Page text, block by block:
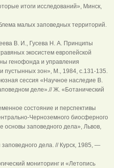
итоги исследований», Минск,
малых заповедных территорий.
В. И., Гусева Н. А. Принципы
экосистем европейской
генофонда и управления
пустынных зон», М., 1984, с.131-135.
сессия «Научное наследие В.
деле».// Ж. «Ботанический
состояние и перспективы
Черноземного биосферного
основы заповедного дела», Львов,
дела. // Курск, 1985, —
мониторинг и «Летопись